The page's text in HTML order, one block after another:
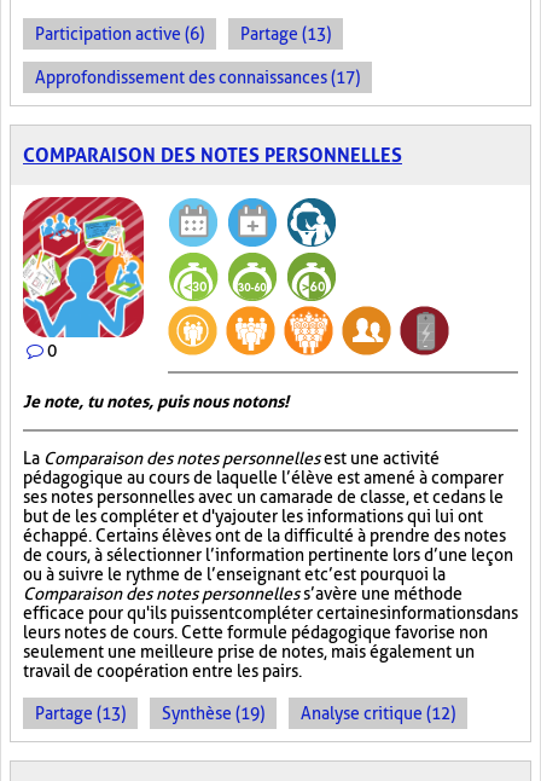
Participation active (6) Partage (13)
Approfondissement des connaissances (17)
COMPARAISON DES NOTES PERSONNELLES
0
Je note, tu notes, puis nous notons!
La Comparaison des notes personnellesest une activité
pédagogique au cours de laquelle l’élève est amené à comparer
ses notes personnelles avec un camarade de classe, et ce dans le
but de les compléter et d'y ajouter les informations qui lui ont
échappé. Certains élèves ont de la difficulté à prendre des notes
de cours, à sélectionner l’information pertinente lors d’une leçon
ou à suivre le rythme de l’enseignant et c’est pourquoi la
Comparaison des notes personnelless’avère une méthode
efficace pour qu'ils puissent compléter certaines informations dans
leurs notes de cours. Cette formule pédagogique favorise non
seulement une meilleure prise de notes, mais également un
travail de coopération entre les pairs.
Partage (13) Synthèse (19) Analyse critique (12)